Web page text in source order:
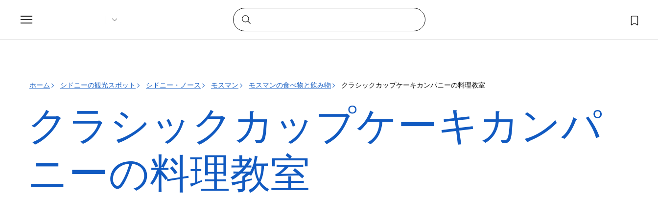
Toggle
navigation
ホーム シドニーの観光スポット シドニー・ノース モスマン モスマンの食べ物と飲み物 クラシックカップケーキカンパニーの料理教室
クラシックカップケーキカンパ
ニーの料理教室